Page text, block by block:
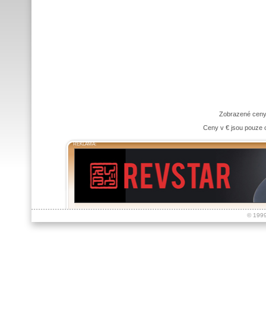
Zobrazené
Ceny v € jsou pouze
REKLAMA:
©